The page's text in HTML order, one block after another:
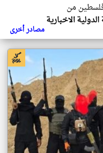
فلسطين من
الاخبارية
مصادر أخرى